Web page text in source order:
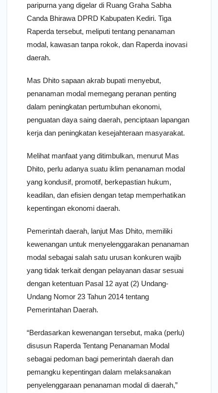
paripurna yang digelar di Ruang Graha Sabha
Canda Bhirawa DPRD Kabupaten Kediri. Tiga
Raperda tersebut, meliputi tentang penanaman
modal, kawasan tanpa rokok, dan Raperda inovasi
daerah.
Mas Dhito sapaan akrab bupati menyebut,
penanaman modal memegang peranan penting
dalam peningkatan pertumbuhan ekonomi,
penguatan daya saing daerah, penciptaan lapangan
kerja dan peningkatan kesejahteraan masyarakat.
Melihat manfaat yang ditimbulkan, menurut Mas
Dhito, perlu adanya suatu iklim penanaman modal
yang kondusif, promotif, berkepastian hukum,
keadilan, dan efisien dengan tetap memperhatikan
kepentingan ekonomi daerah.
Pemerintah daerah, lanjut Mas Dhito, memiliki
kewenangan untuk menyelenggarakan penanaman
modal sebagai salah satu urusan konkuren wajib
yang tidak terkait dengan pelayanan dasar sesuai
dengan ketentuan Pasal 12 ayat (2) Undang-
Undang Nomor 23 Tahun 2014 tentang
Pemerintahan Daerah.
“Berdasarkan kewenangan tersebut, maka (perlu)
disusun Raperda Tentang Penanaman Modal
sebagai pedoman bagi pemerintah daerah dan
pemangku kepentingan dalam melaksanakan
penyelenggaraan penanaman modal di daerah,”